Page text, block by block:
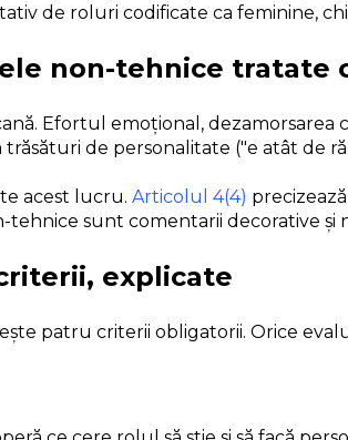
de roluri codificate ca feminine,
non-tehnice tratate
Efortul emoțional,
de personalitate ("e atât de
acest lucru. Articolul 4(4)
sunt comentarii decorative
explicate
patru criterii obligatorii. Orice